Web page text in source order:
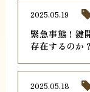
緊急事態！鍵
存在するのか？
2025.05.19
2025.05.18